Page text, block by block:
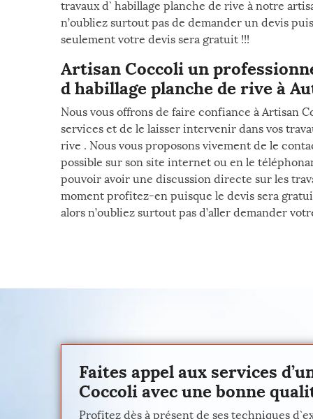
travaux d` habillage planche de rive à notre
n’oubliez surtout pas de demander un devis
seulement votre devis sera gratuit !!!
Artisan Coccoli un
d habillage planche de rive à
Nous vous offrons de faire confiance à Artisan
services et de le laisser intervenir dans vos
rive . Nous vous proposons vivement de le
possible sur son site internet ou en le
pouvoir avoir une discussion directe sur les
moment profitez-en puisque le devis sera
alors n’oubliez surtout pas d’aller demander
Faites appel aux services
Coccoli avec une bonne
Profitez dès à présent de ses techniques